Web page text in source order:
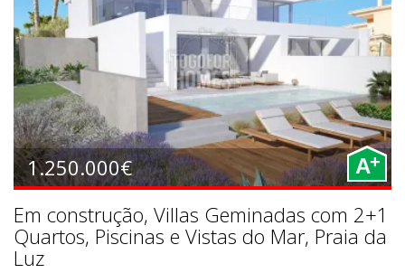
1.250.000€ A+
Em construção, Villas Geminadas com 2+1
Quartos, Piscinas e Vistas do Mar, Praia da
Luz